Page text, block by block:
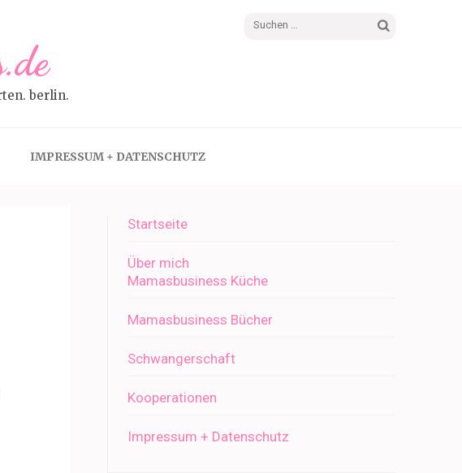
Suchen
berlin.
IMPRESSUM + DATENSCHUTZ
Startseite
Über mich
Mamasbusiness Küche
Mamasbusiness Bücher
Schwangerschaft
Kooperationen
Impressum + Datenschutz